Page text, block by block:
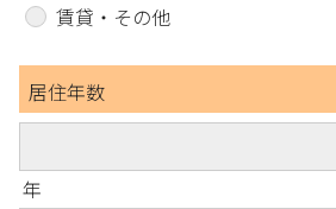
賃貸・その他
居住年数
年